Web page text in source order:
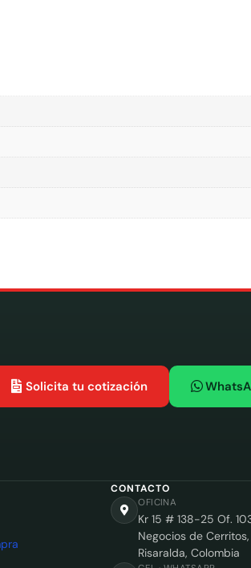
Solicita tu cotización
CONTACTO
OFICINA
Kr 15 # 138-25 Of.
Negocios de Cerritos,
Risaralda, Colombia